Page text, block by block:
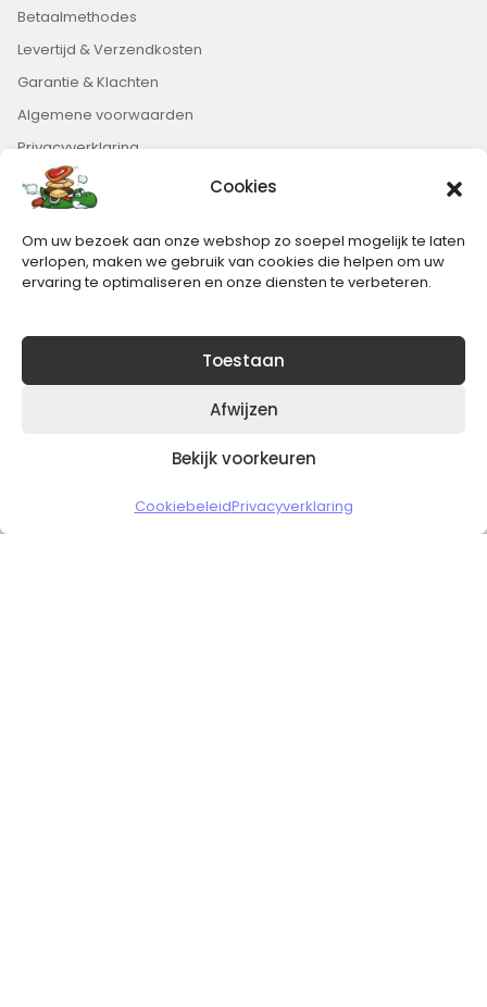
Cookies
Om uw bezoek aan onze webshop zo soepel mogelijk te laten
verlopen, maken we gebruik van cookies die helpen om uw
ervaring te optimaliseren en onze diensten te verbeteren.
Toestaan
Afwijzen
Bekijk voorkeuren
CookiebeleidPrivacyverklaring
Betaalmethodes
Levertijd & Verzendkosten
Garantie & Klachten
Algemene voorwaarden
Privacyverklaring
Nieuwsbrief
Blijft op de hoogte van het laatste nieuws.